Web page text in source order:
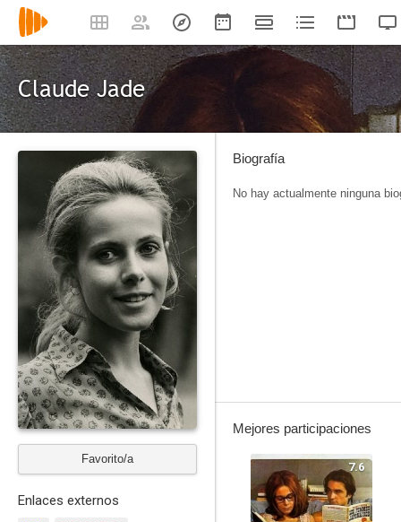
Claude Jade
Favorito/a
Enlaces externos
Biografía
No hay actualmente ninguna
Mejores participaciones
7.6